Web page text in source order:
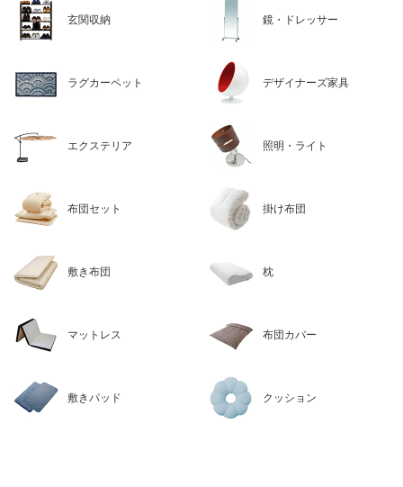
玄関収納 鏡・ドレッサー
ラグカーペット デザイナーズ家具
エクステリア 照明・ライト
布団セット 掛け布団
敷き布団 枕
マットレス 布団カバー
敷きパッド クッション